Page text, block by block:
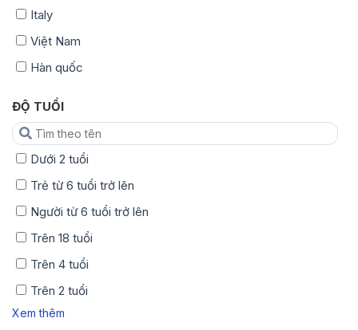
Italy
Việt Nam
Hàn quốc
ĐỘ TUỔI
Dưới 2 tuổi
Trẻ từ 6 tuổi trở lên
Người từ 6 tuổi trở lên
Trên 18 tuổi
Trên 4 tuổi
Trên 2 tuổi
Xem thêm